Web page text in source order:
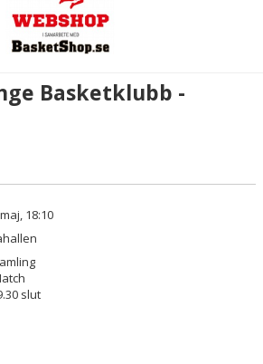
Basketklubb -
18:10
slut